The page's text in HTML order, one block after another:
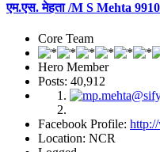
एम.एस. मेहता /M S Mehta
Core Team
Hero Member
Posts: 40,912
Facebook Profile:
Location: NCR